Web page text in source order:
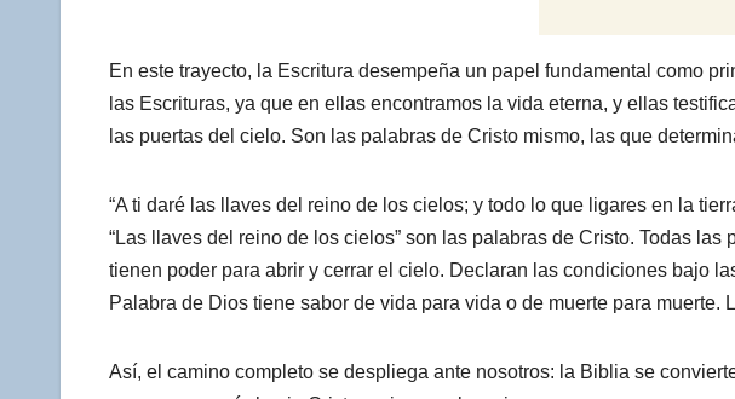
En este trayecto, la Escritura desempeña un papel fundamental como
las Escrituras, ya que en ellas encontramos la vida eterna, y ellas
las puertas del cielo. Son las palabras de Cristo mismo, las que
“A ti daré las llaves del reino de los cielos; y todo lo que ligares en la
“Las llaves del reino de los cielos” son las palabras de Cristo. Todas
tienen poder para abrir y cerrar el cielo. Declaran las condiciones bajo
Palabra de Dios tiene sabor de vida para vida o de muerte para
Así, el camino completo se despliega ante nosotros: la Biblia se